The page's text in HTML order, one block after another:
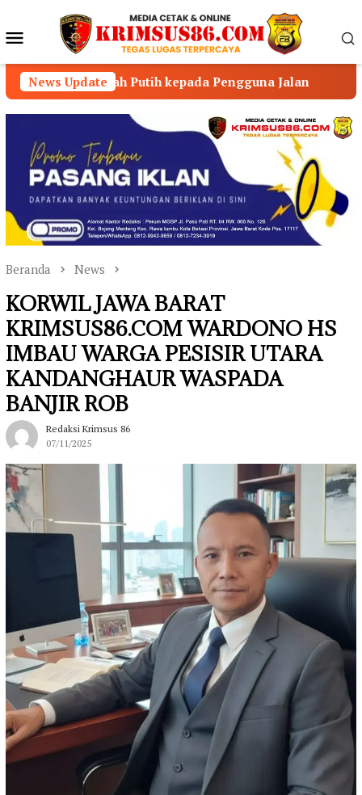
konten Menu
Mobile
News Update
Putih kepada Pengguna Jalan Tim Resmob
Beranda News
KORWIL JAWA BARAT
KRIMSUS86.COM WARDONO HS
IMBAU WARGA PESISIR UTARA
KANDANGHAUR WASPADA
BANJIR ROB
Redaksi Krimsus 86
07/11/2025